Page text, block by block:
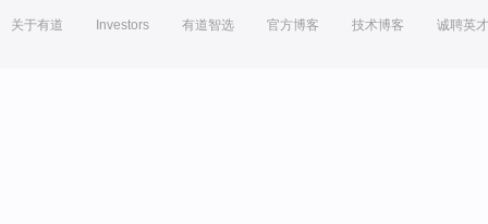
关于有道 Investors 有道智选 官方博客 技术博客 诚聘英才